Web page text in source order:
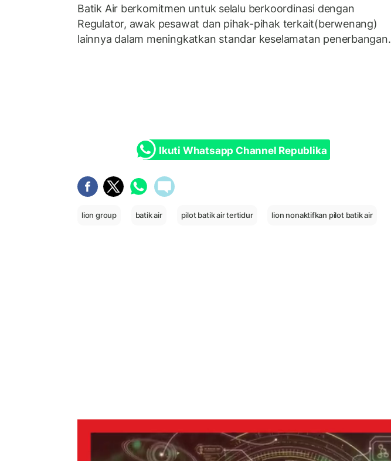
Batik Air berkomitmen untuk selalu berkoordinasi dengan
Regulator, awak pesawat dan pihak-pihak terkait(berwenang)
lainnya dalam meningkatkan standar keselamatan penerbangan.
Ikuti Whatsapp Channel Republika
lion group batik air pilot batik air tertidur lion nonaktifkan pilot batik air